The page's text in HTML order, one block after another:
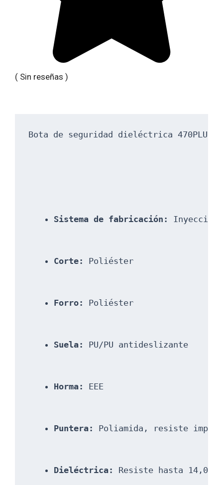
( Sin reseñas )
Bota de seguridad dieléctrica
Sistema de fabricación:
Corte: Poliéster
Forro: Poliéster
Suela: PU/PU antideslizante
Horma: EEE
Puntera: Poliamida, resiste
Dieléctrica: Resiste hasta